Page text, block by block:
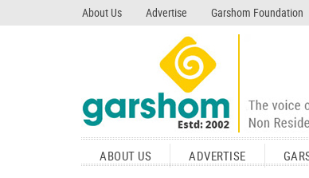
About Us Advertise Garshom Foundation
garshom.com
ABOUT US ADVERTISE